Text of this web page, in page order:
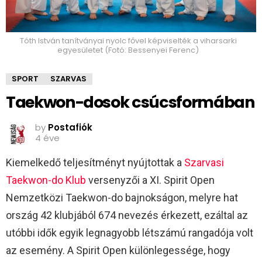
Tóth István tanítványai nyolc fővel képviselték a viharsarki
egyesületet (Fotó: Bessenyei Ferenc)
SPORT SZARVAS
Taekwon-dosok csúcsformában
by Postafiók
4 éve
Kiemelkedő teljesítményt nyújtottak a Szarvasi
Taekwon-do Klub versenyzői a XI. Spirit Open
Nemzetközi Taekwon-do bajnokságon, melyre hat
ország 42 klubjából 674 nevezés érkezett, ezáltal az
utóbbi idők egyik legnagyobb létszámú rangadója volt
az esemény. A Spirit Open különlegessége, hogy